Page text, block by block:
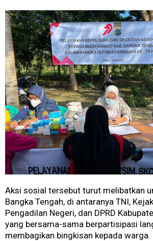
Aksi sosial tersebut turut melibatkan
Bangka Tengah, di antaranya TNI,
Pengadilan Negeri, dan DPRD
yang bersama-sama berpartisipasi
membagikan bingkisan kepada warga.